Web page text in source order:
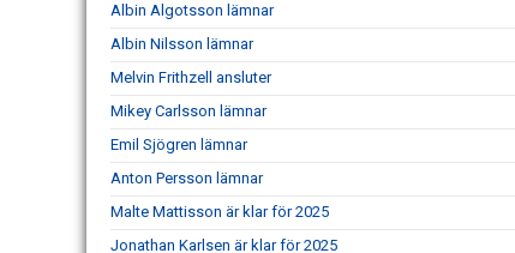
Albin Algotsson lämnar
Albin Nilsson lämnar
Melvin Frithzell ansluter
Mikey Carlsson lämnar
Emil Sjögren lämnar
Anton Persson lämnar
Malte Mattisson är klar för 2025
Jonathan Karlsen är klar för 2025